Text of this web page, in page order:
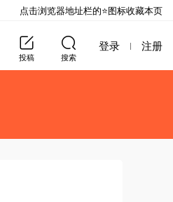
投稿 搜索
登录 注册
点击浏览器地址栏的⭐图标收藏本页